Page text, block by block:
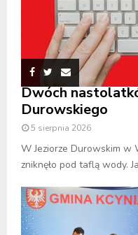
Dwóch
Durowskiego
5 sierpnia 2026
W Jeziorze Durowskim w
zniknęło pod taflą wody.